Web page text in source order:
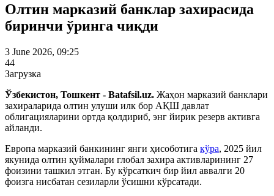
Олтин марказий банклар захирасида
биринчи ўринга чиқди
3 June 2026, 09:25
44
Загрузка
Ўзбекистон, Тошкент - Batafsil.uz. Жаҳон марказий банклари
захираларида олтин улуши илк бор АҚШ давлат
облигацияларини ортда қолдириб, энг йирик резерв активга
айланди.
Европа марказий банкининг янги ҳисоботига кўра, 2025 йил
якунида олтин қуймалари глобал захира активларининг 27
фоизини ташкил этган. Бу кўрсаткич бир йил аввалги 20
фоизга нисбатан сезиларли ўсишни кўрсатади.